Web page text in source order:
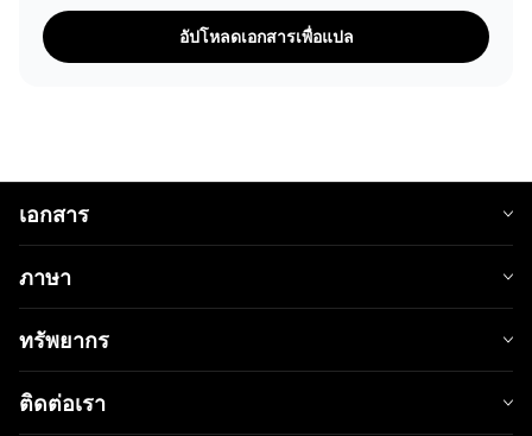
อัปโหลดเอกสารเพื่อแปล
เอกสาร
ภาษา
ทรัพยากร
ติดต่อเรา